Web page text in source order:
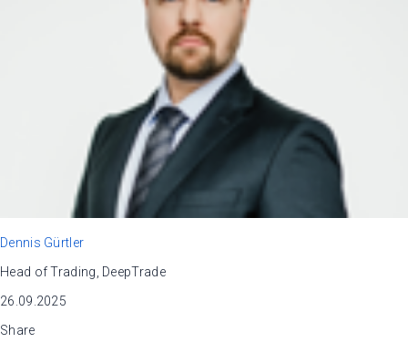
Dennis Gürtler
Head of Trading, DeepTrade
26.09.2025
Share